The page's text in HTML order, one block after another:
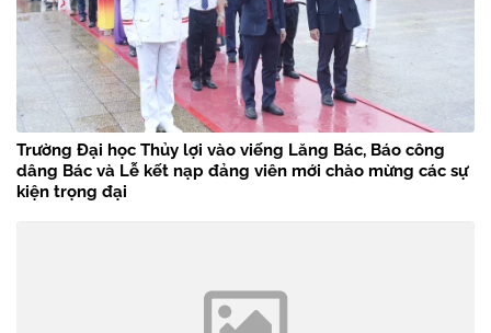
Trường Đại học Thủy lợi vào viếng Lăng Bác, Báo công
dâng Bác và Lễ kết nạp đảng viên mới chào mừng các sự
kiện trọng đại